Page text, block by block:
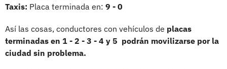
Taxis: Placa terminada en: 9 - 0
Así las cosas, conductores con vehículos de placas
terminadas en 1 - 2 - 3 - 4 y 5 podrán movilizarse por la
ciudad sin problema.